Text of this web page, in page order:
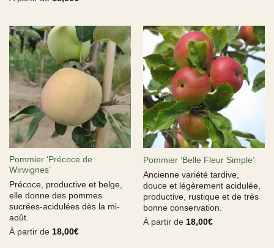
Pommier ‘Précoce de
Wirwignes’
Précoce, productive et belge,
elle donne des pommes
sucrées-acidulées dès la mi-
août.
À partir de 18,00€
Pommier ‘Belle Fleur Simple’
Ancienne variété tardive,
douce et légèrement acidulée,
productive, rustique et de très
bonne conservation.
À partir de 18,00€